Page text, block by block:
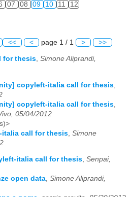
07 08 09 10 11 12
<< < page 1 / 1 > >>
for thesis, Simone Aliprandi,
copyleft-italia call for thesis
copyleft-italia call for thesis
05/04/2012
italia call for thesis Simone
italia call for thesis, Senpai,
open data, Simone Aliprandi,